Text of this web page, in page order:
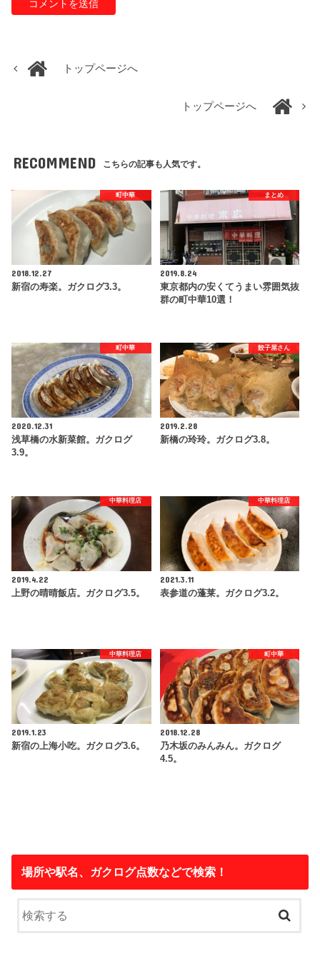
トップページへ
トップページへ
RECOMMEND こちらの記事も人気です。
町中華
2018.12.27
新宿の寿楽。ガクログ3.3。
まとめ
2019.8.24
東京都内の安くてうまい雰囲気抜
群の町中華10選！
町中華
2020.12.31
浅草橋の水新菜館。ガクログ
3.9。
餃子屋さん
2019.2.28
新橋の玲玲。ガクログ3.8。
中華料理店
2019.4.22
上野の晴晴飯店。ガクログ3.5。
中華料理店
2021.3.11
表参道の蓬莱。ガクログ3.2。
中華料理店
2019.1.23
新宿の上海小吃。ガクログ3.6。
町中華
2018.12.28
乃木坂のみんみん。ガクログ
4.5。
場所や駅名、ガクログ点数などで検索！